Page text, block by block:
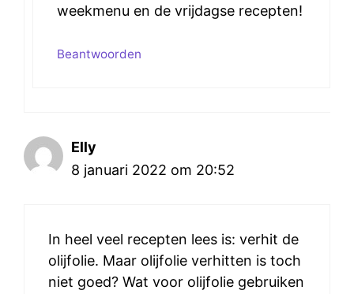
weekmenu en de vrijdagse recepten!
Beantwoorden
Elly
8 januari 2022 om 20:52
In heel veel recepten lees is: verhit de
olijfolie. Maar olijfolie verhitten is toch
niet goed? Wat voor olijfolie gebruiken